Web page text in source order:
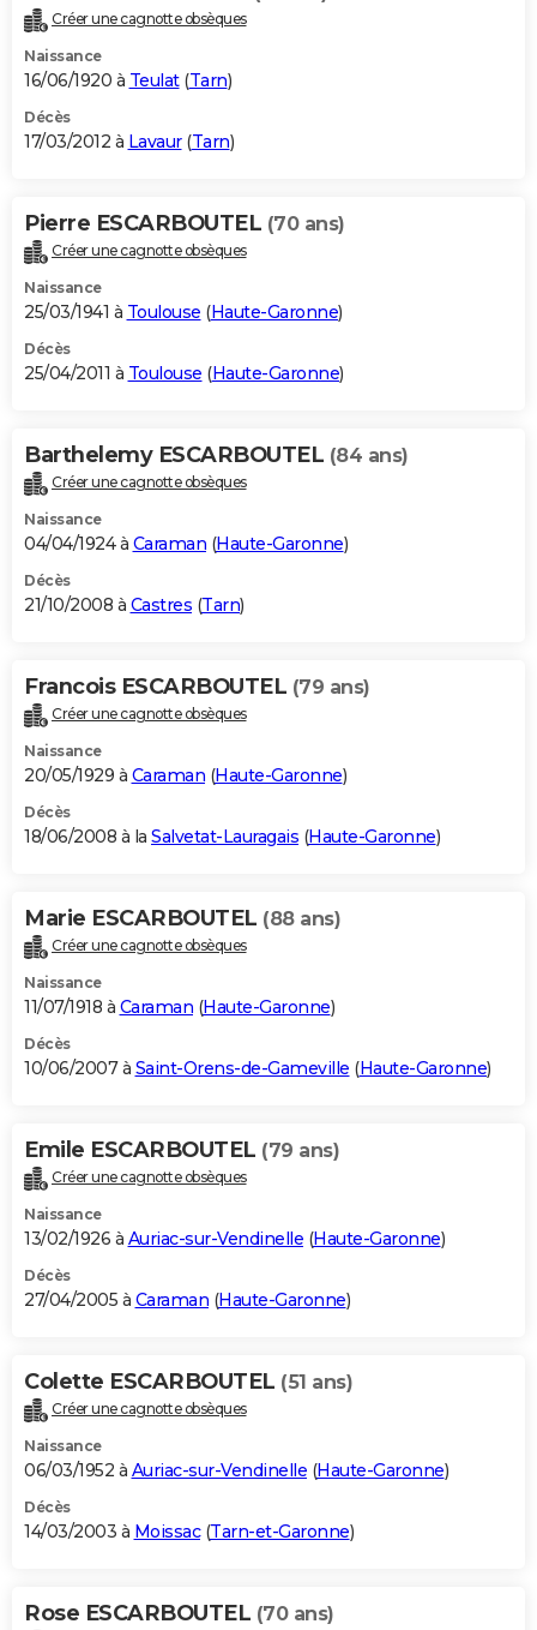
Créer une cagnotte obsèques
Naissance
16/06/1920 à Teulat(Tarn)
Décès
17/03/2012 à Lavaur(Tarn)
Pierre ESCARBOUTEL (70 ans)
Créer une cagnotte obsèques
Naissance
25/03/1941 à Toulouse (Haute-Garonne)
Décès
25/04/2011 à Toulouse (Haute-Garonne)
Barthelemy ESCARBOUTEL (84 ans)
Créer une cagnotte obsèques
Naissance
04/04/1924 à Caraman (Haute-Garonne)
Décès
21/10/2008 à Castres (Tarn)
Francois ESCARBOUTEL (79 ans)
Créer une cagnotte obsèques
Naissance
20/05/1929 à Caraman (Haute-Garonne)
Décès
18/06/2008 à la Salvetat-Lauragais (Haute-Garonne)
Marie ESCARBOUTEL (88 ans)
Créer une cagnotte obsèques
Naissance
11/07/1918 à Caraman (Haute-Garonne)
Décès
10/06/2007 à Saint-Orens-de-Gameville (Haute-Garonne)
Emile ESCARBOUTEL (79 ans)
Créer une cagnotte obsèques
Naissance
13/02/1926 à Auriac-sur-Vendinelle (Haute-Garonne)
Décès
27/04/2005 à Caraman (Haute-Garonne)
Colette ESCARBOUTEL (51 ans)
Créer une cagnotte obsèques
Naissance
06/03/1952 à Auriac-sur-Vendinelle (Haute-Garonne)
Décès
14/03/2003 à Moissac(Tarn-et-Garonne)
Rose ESCARBOUTEL (70 ans)